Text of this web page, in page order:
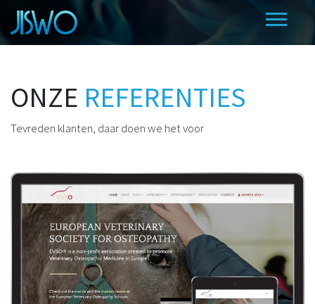
ONZE REFERENTIES
Tevreden klanten, daar doen we het voor